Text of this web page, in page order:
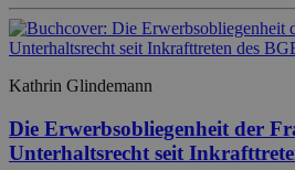
Kathrin Glindemann
Die Erwerbsobliegenheit der
Unterhaltsrecht seit